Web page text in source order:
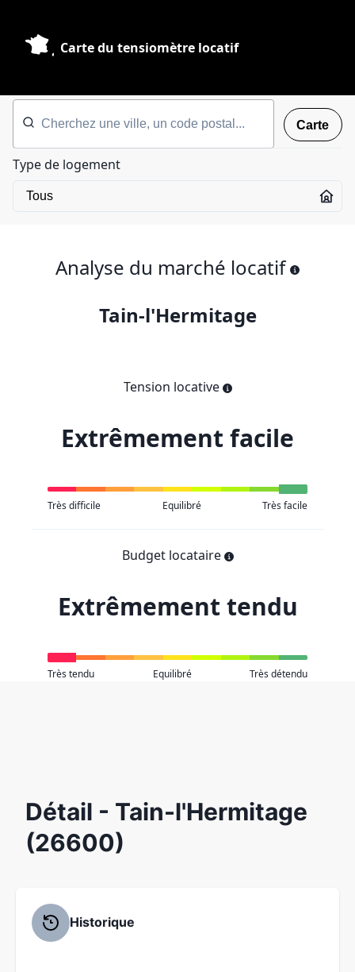
Carte du tensiomètre locatif
Carte
Type de logement
Analyse du marché locatif
Tain-l'Hermitage
Tension locative
Extrêmement facile
Très difficile Equilibré Très facile
Budget locataire
Extrêmement tendu
Très tendu Equilibré Très détendu
Détail - Tain-l'Hermitage
(26600)
Historique